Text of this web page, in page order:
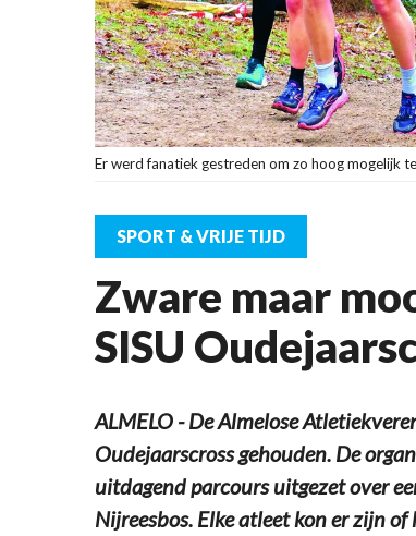
Er werd fanatiek gestreden om zo hoog mogelijk
SPORT & VRIJE TIJD
Zware maar
SISU
ALMELO - De Almelose
Oudejaarscross gehouden. De
uitdagend parcours uitgezet over
Nijreesbos. Elke atleet kon er zijn